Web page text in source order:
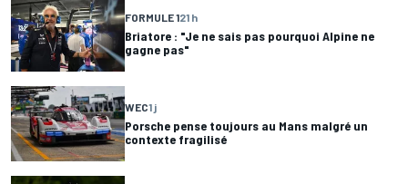
FORMULE 121 h
Briatore : "Je ne sais pas pourquoi Alpine ne
gagne pas"
WEC1 j
Porsche pense toujours au Mans malgré un
contexte fragilisé